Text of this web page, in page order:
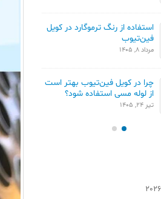
استفاده از رنگ ترموگارد در کویل
فین‌تیوب
مرداد 8, 1405
چرا در کویل فین‌تیوب بهتر است
از لوله مسی استفاده شود؟
تیر 24, 1405